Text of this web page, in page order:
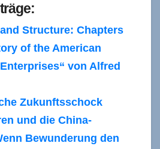
Structure: Chapters
of the American
von Alfred
Zukunftsschock
und die China-
Bewunderung den